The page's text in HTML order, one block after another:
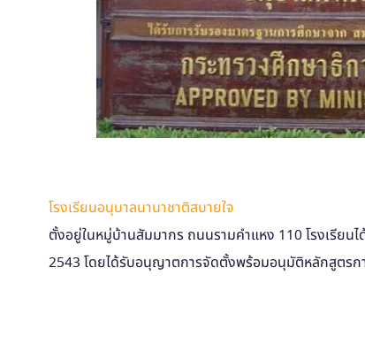
โรงเรียนอนุบาลนานาชาติสบายใจ
ตั้งอยู่ในหมู่บ้านสัมมากร ถนนรามคำแหง 110 โรงเรียน
2543 โดยได้รับอนุญาตการจัดตั้งพร้อมอนุมัติหลักสูตรก